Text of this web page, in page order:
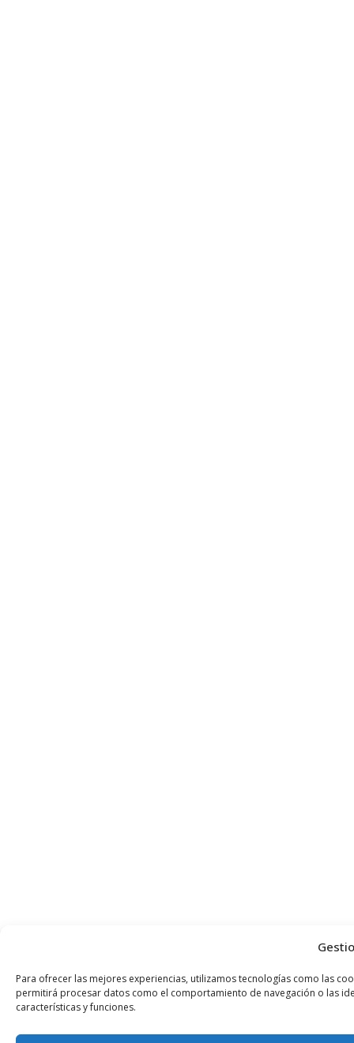
Para ofrecer las mejores experiencias, utilizamos tecnologías como las
permitirá procesar datos como el comportamiento de navegación o las
características y funciones.